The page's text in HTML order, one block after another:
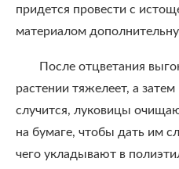
придется провести с
материалом
После отцветания
растении тяжелеет, а
случится, луковицы
на бумаге, чтобы дать им
чего укладывают в